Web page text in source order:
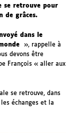
se retrouve pour
de grâces.
dans le
», rappelle à
devons être
François « aller aux
se retrouve, dans
échanges et la